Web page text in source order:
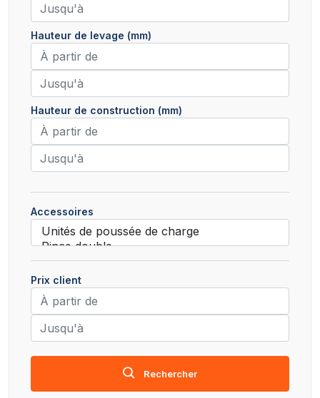
Hauteur de levage (mm)
Hauteur de construction (mm)
Accessoires
Prix client
Rechercher